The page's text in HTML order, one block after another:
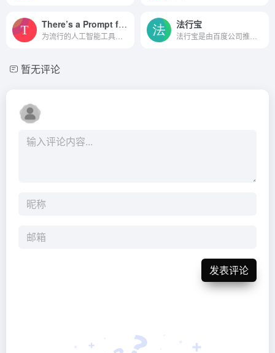
There’s a Prompt for that 法行宝
暂无评论
发表评论